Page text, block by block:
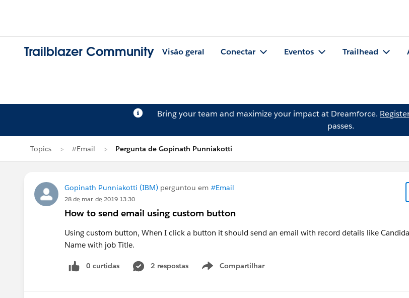
Trailblazer Community Visão geral Conectar Eventos Trailhead
Bring your team and maximize your impact at Dreamforce.
passes.
Topics #Email Pergunta de Gopinath Punniakotti
Gopinath Punniakotti (IBM) perguntou em #Email
28 de mar. de 2019 13:30
How to send email using custom button
Using custom button, When I click a button it should send an email with record details like
Name with job Title.
0 curtidas 2 respostas Compartilhar
Show menu